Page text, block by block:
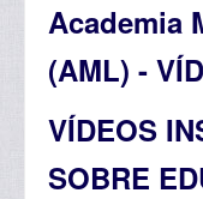
Academia
(AML) -
VÍDEOS
SOBRE